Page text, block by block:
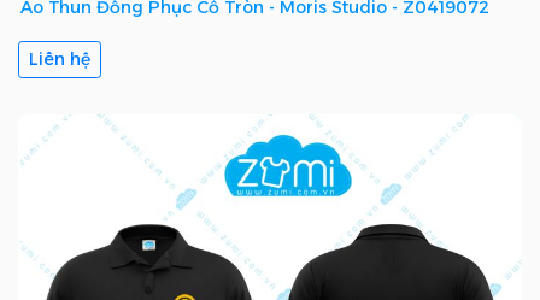
Áo Thun Đồng Phục Cổ Tròn - Moris Studio - Z0419072
Liên hệ